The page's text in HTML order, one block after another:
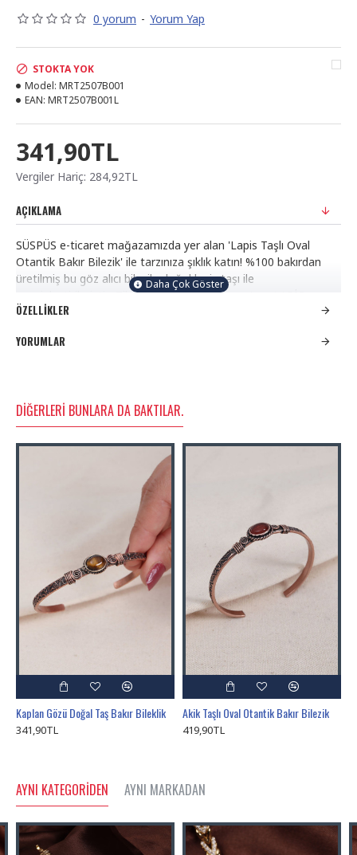
0 yorum - Yorum Yap
341,90TL
Vergiler Hariç: 284,92TL
STOKTA YOK
Model: MRT2507B001
EAN: MRT2507B001L
AÇIKLAMA
SÜSPÜS e-ticaret mağazamızda yer alan 'Lapis Taşlı Oval
Otantik Bakır Bilezik' ile tarzınıza şıklık katın! %100 bakırdan
üretilmiş bu göz alıcı bilezik, doğal lapis taşı ile
zenginleştirilmiştir.; Zihni açar, odaklanmayı artırır.; LAPİS
TAŞININ FAYDALARI ; • İletişimi güçlendirir, kendini ifade
Boğaz ve üçüncü göz çakrasını dengeler.; • Rüyaları canlandırır,
ÖZELLIKLER
YORUMLAR
DIĞERLERI BUNLARA DA BAKTILAR.
Kaplan Gözü Doğal Taş Bakır Bileklik
341,90TL
Akik Taşlı Oval Otantik Bakır Bilezik
419,90TL
AYNI KATEGORIDEN AYNI MARKADAN